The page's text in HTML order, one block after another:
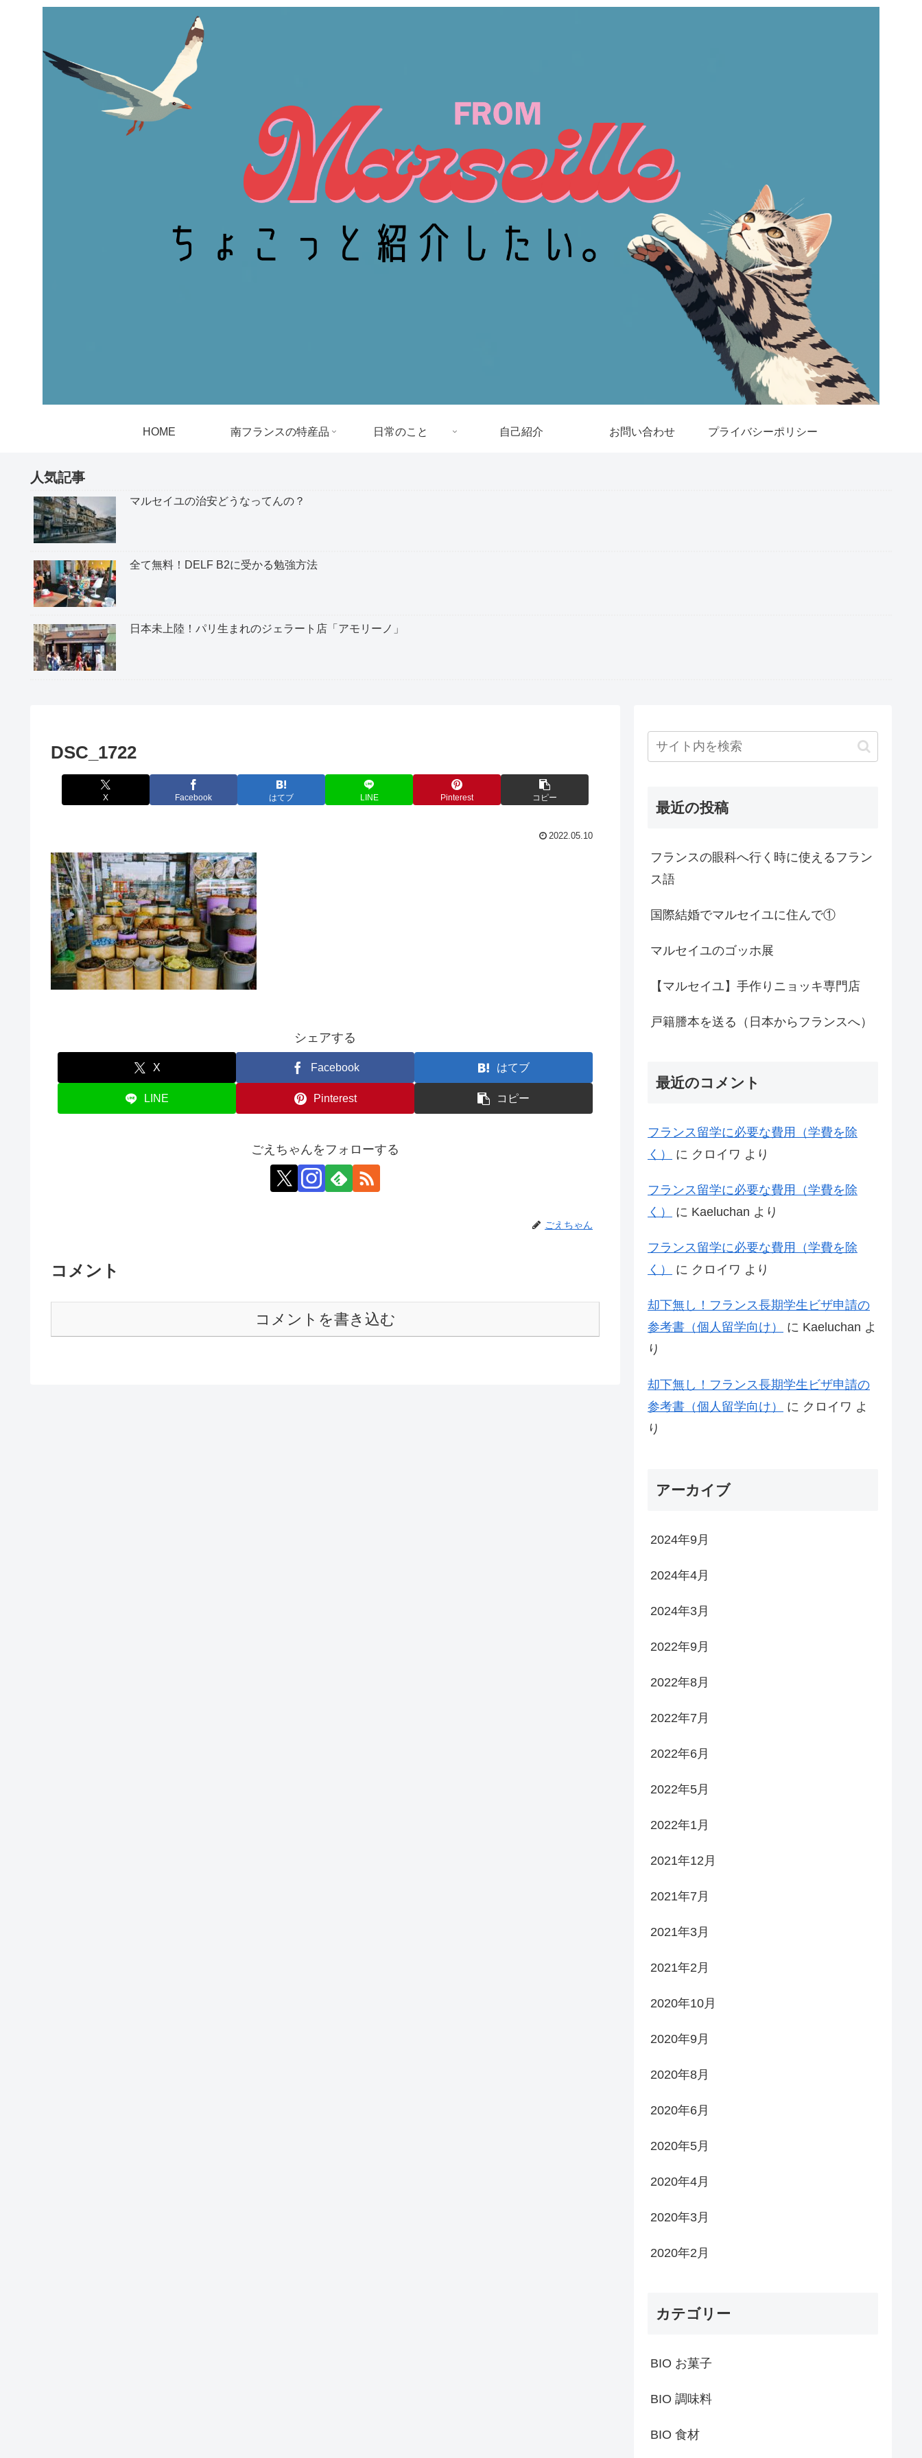
HOME 南フランスの特産品 日常のこと 自己紹介 お問い合わせ プライバシーポリシー
人気記事
マルセイユの治安どうなってんの？
全て無料！DELF B2に受かる勉強方法
日本未上陸！パリ生まれのジェラート店「アモリーノ」
DSC_1722
X Facebook はてブ LINE Pinterest コピー
2022.05.10
シェアする
X Facebook はてブ
LINE Pinterest コピー
ごえちゃんをフォローする
ごえちゃん
コメント
コメントを書き込む
最近の投稿
フランスの眼科へ行く時に使えるフラン
ス語
国際結婚でマルセイユに住んで①
マルセイユのゴッホ展
【マルセイユ】手作りニョッキ専門店
戸籍謄本を送る（日本からフランスへ）
最近のコメント
フランス留学に必要な費用（学費を除
く）
に クロイワ より
フランス留学に必要な費用（学費を除
く）
に Kaeluchan より
フランス留学に必要な費用（学費を除
く）
に クロイワ より
却下無し！フランス長期学生ビザ申請の
参考書（個人留学向け）
に Kaeluchan よ
り
却下無し！フランス長期学生ビザ申請の
参考書（個人留学向け）
に クロイワ よ
り
アーカイブ
2024年9月
2024年4月
2024年3月
2022年9月
2022年8月
2022年7月
2022年6月
2022年5月
2022年1月
2021年12月
2021年7月
2021年3月
2021年2月
2020年10月
2020年9月
2020年8月
2020年6月
2020年5月
2020年4月
2020年3月
2020年2月
カテゴリー
BIO お菓子
BIO 調味料
BIO 食材